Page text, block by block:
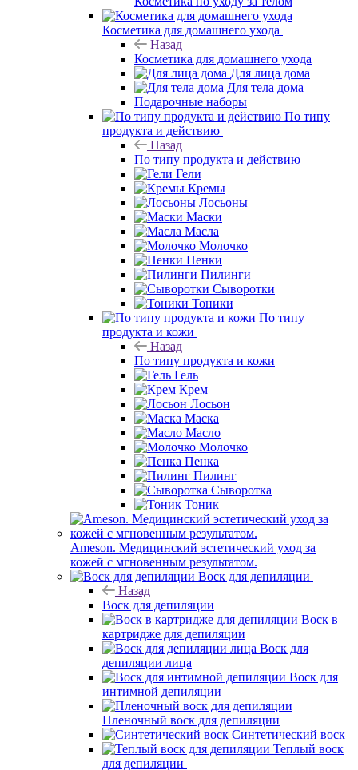
Косметика для домашнего ухода
Назад
Косметика для домашнего ухода
Для лица дома
Для тела дома
Подарочные наборы
По типу
продукта и действию
Назад
По типу продукта и действию
Гели
Кремы
Лосьоны
Маски
Масла
Молочко
Пенки
Пилинги
Сыворотки
Тоники
По типу
продукта и кожи
Назад
По типу продукта и кожи
Гель
Крем
Лосьон
Маска
Масло
Молочко
Пенка
Пилинг
Сыворотка
Тоник
Ameson. Медицинский эстетический уход за
кожей с мгновенным результатом.
Воск для депиляции
Назад
Воск для депиляции
Воск в
картридже для депиляции
Воск для
депиляции лица
Воск для
интимной депиляции
Пленочный воск для депиляции
Синтетический воск
Теплый воск
для депиляции